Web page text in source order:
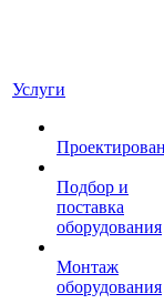
Услуги
Подбор и
поставка
оборудования
Монтаж
оборудования